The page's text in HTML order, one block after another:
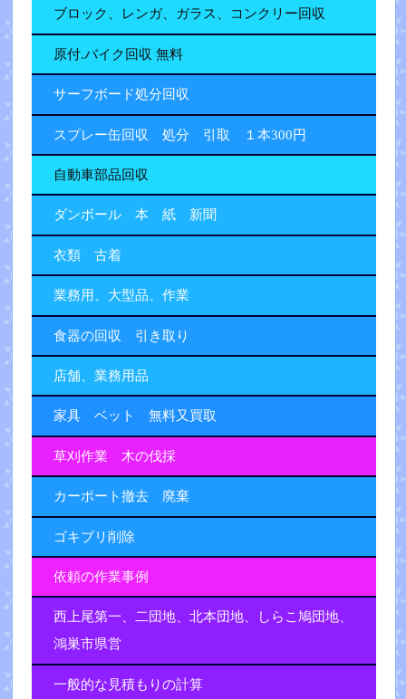
ブロック、レンガ、ガラス、コンクリー回収
原付.バイク回収 無料
サーフボード処分回収
スプレー缶回収 処分 引取 １本300円
自動車部品回収
ダンボール 本 紙 新聞
衣類 古着
業務用、大型品、作業
食器の回収 引き取り
店舗、業務用品
家具 ベット 無料又買取
草刈作業 木の伐採
カーポート撤去 廃棄
ゴキブリ削除
依頼の作業事例
西上尾第一、二団地、北本団地、しらこ鳩団地、
鴻巣市県営
一般的な見積もりの計算